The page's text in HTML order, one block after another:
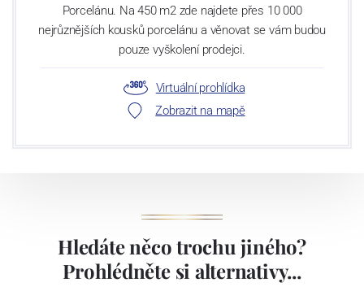
Porcelánu. Na 450 m2 zde najdete přes 10 000
nejrůznějších kousků porcelánu a věnovat se vám budou
pouze vyškolení prodejci.
Virtuální prohlídka
Zobrazit na mapě
Hledáte něco trochu jiného?
Prohlédněte si alternativy...